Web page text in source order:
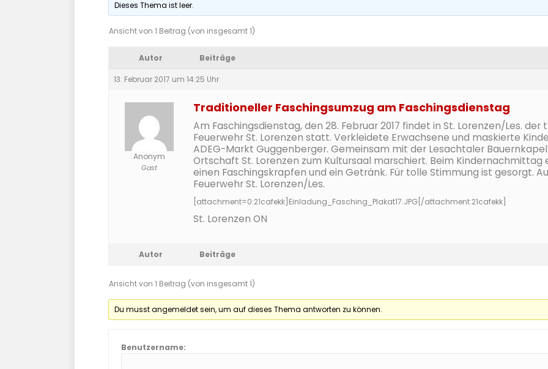
Dieses Thema ist leer.
Ansicht von 1 Beitrag (von insgesamt 1)
Autor Beiträge
13. Februar 2017 um 14:25 Uhr
Anonym
Gast
Traditioneller Faschingsumzug am Faschingsdienstag
Am Faschingsdienstag, den 28. Februar 2017 findet in St. Lorenzen/Les.
Feuerwehr St. Lorenzen statt. Verkleidete Erwachsene und maskierte
ADEG-Markt Guggenberger. Gemeinsam mit der Lesachtaler
Ortschaft St. Lorenzen zum Kultursaal marschiert. Beim Kindernachmittag
einen Faschingskrapfen und ein Getränk. Für tolle Stimmung ist gesorgt.
Feuerwehr St. Lorenzen/Les.
[attachment=0:21cafekk] Einladung_Fasching_Plakat17.JPG [/attachment:21cafekk]
St. Lorenzen ON
Autor Beiträge
Ansicht von 1 Beitrag (von insgesamt 1)
Du musst angemeldet sein, um auf dieses Thema antworten zu können.
Benutzername: